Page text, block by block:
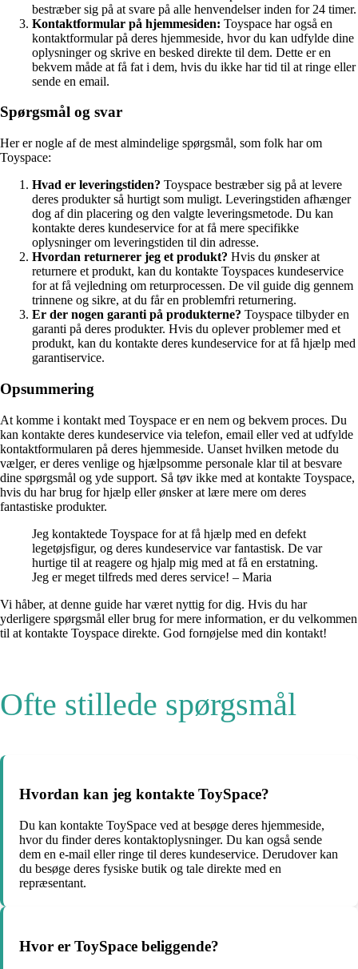
bestræber sig på at svare på alle henvendelser inden for 24 timer.
Kontaktformular på hjemmesiden: Toyspace har også en
kontaktformular på deres hjemmeside, hvor du kan udfylde dine
oplysninger og skrive en besked direkte til dem. Dette er en
bekvem måde at få fat i dem, hvis du ikke har tid til at ringe eller
sende en email.
Spørgsmål og svar
Her er nogle af de mest almindelige spørgsmål, som folk har om
Toyspace:
Hvad er leveringstiden? Toyspace bestræber sig på at levere
deres produkter så hurtigt som muligt. Leveringstiden afhænger
dog af din placering og den valgte leveringsmetode. Du kan
kontakte deres kundeservice for at få mere specifikke
oplysninger om leveringstiden til din adresse.
Hvordan returnerer jeg et produkt? Hvis du ønsker at
returnere et produkt, kan du kontakte Toyspaces kundeservice
for at få vejledning om returprocessen. De vil guide dig gennem
trinnene og sikre, at du får en problemfri returnering.
Er der nogen garanti på produkterne? Toyspace tilbyder en
garanti på deres produkter. Hvis du oplever problemer med et
produkt, kan du kontakte deres kundeservice for at få hjælp med
garantiservice.
Opsummering
At komme i kontakt med Toyspace er en nem og bekvem proces. Du
kan kontakte deres kundeservice via telefon, email eller ved at udfylde
kontaktformularen på deres hjemmeside. Uanset hvilken metode du
vælger, er deres venlige og hjælpsomme personale klar til at besvare
dine spørgsmål og yde support. Så tøv ikke med at kontakte Toyspace,
hvis du har brug for hjælp eller ønsker at lære mere om deres
fantastiske produkter.
Jeg kontaktede Toyspace for at få hjælp med en defekt
legetøjsfigur, og deres kundeservice var fantastisk. De var
hurtige til at reagere og hjalp mig med at få en erstatning.
Jeg er meget tilfreds med deres service! – Maria
Vi håber, at denne guide har været nyttig for dig. Hvis du har
yderligere spørgsmål eller brug for mere information, er du velkommen
til at kontakte Toyspace direkte. God fornøjelse med din kontakt!
Ofte stillede spørgsmål
Hvordan kan jeg kontakte ToySpace?
Du kan kontakte ToySpace ved at besøge deres hjemmeside,
hvor du finder deres kontaktoplysninger. Du kan også sende
dem en e-mail eller ringe til deres kundeservice. Derudover kan
du besøge deres fysiske butik og tale direkte med en
repræsentant.
Hvor er ToySpace beliggende?